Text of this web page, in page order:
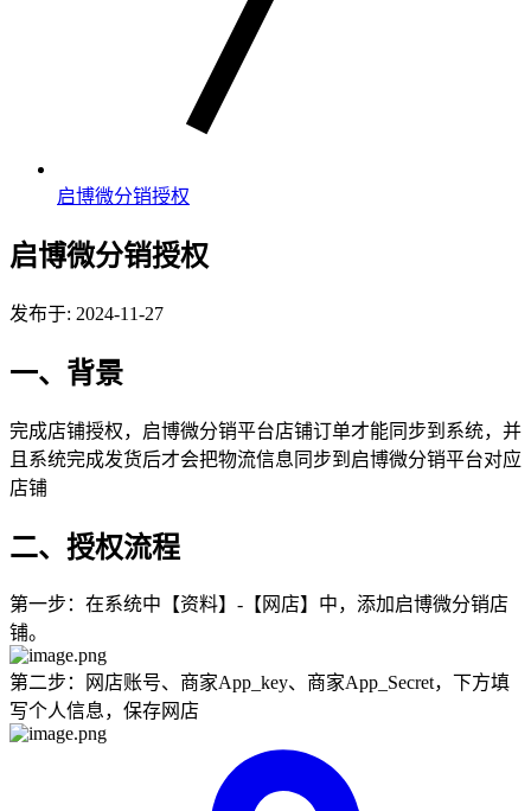
启博微分销授权
启博微分销授权
发布于: 2024-11-27
一、背景
完成店铺授权，启博微分销平台店铺订单才能同步到系统，并
且系统完成发货后才会把物流信息同步到启博微分销平台对应
店铺
二、授权流程
第一步：在系统中【资料】-【网店】中，添加启博微分销店
铺。
第二步：网店账号、商家App_key、商家App_Secret，下方填
写个人信息，保存网店